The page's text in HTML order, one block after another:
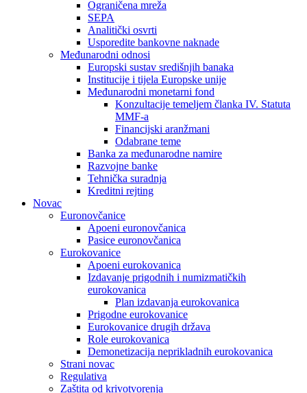
Ograničena mreža
SEPA
Analitički osvrti
Usporedite bankovne naknade
Međunarodni odnosi
Europski sustav središnjih banaka
Institucije i tijela Europske unije
Međunarodni monetarni fond
Konzultacije temeljem članka IV. Statuta
MMF-a
Financijski aranžmani
Odabrane teme
Banka za međunarodne namire
Razvojne banke
Tehnička suradnja
Kreditni rejting
Novac
Euronovčanice
Apoeni euronovčanica
Pasice euronovčanica
Eurokovanice
Apoeni eurokovanica
Izdavanje prigodnih i numizmatičkih
eurokovanica
Plan izdavanja eurokovanica
Prigodne eurokovanice
Eurokovanice drugih država
Role eurokovanica
Demonetizacija neprikladnih eurokovanica
Strani novac
Regulativa
Zaštita od krivotvorenja